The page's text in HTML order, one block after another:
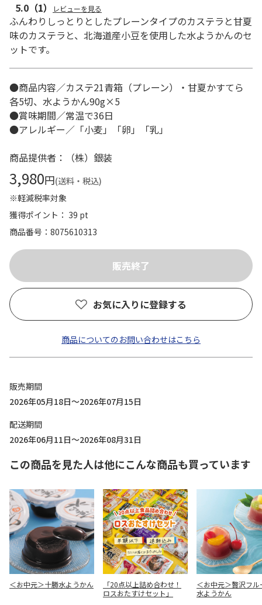
5.0 （1） レビューを見る
ふんわりしっとりとしたプレーンタイプのカステラと甘夏
味のカステラと、北海道産小豆を使用した水ようかんのセ
ットです。
●商品内容／カステ21青箱（プレーン）・甘夏かすてら
各5切、水ようかん90g×5
●賞味期間／常温で36日
●アレルギー／「小麦」「卵」「乳」
商品提供者：（株）銀装
3,980円(送料・税込)
※軽減税率対象
獲得ポイント： 39 pt
商品番号
8075610313
お気に入りに登録する
商品についてのお問い合わせはこちら
販売期間
2026年05月18日～2026年07月15日
配送期間
2026年06月11日～2026年08月31日
この商品を見た人は他にこんな商品も買っています
＜お中元＞十勝水ようかん
「20点以上詰め合わせ！
ロスおたすけセット」
＜お中元＞贅沢フル
水ようかん